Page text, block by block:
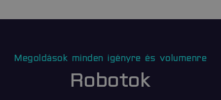
Megoldások minden igényre és volumenre
Robotok